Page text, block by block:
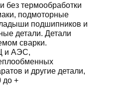
без термообработки
подмоторные
подшипников и
детали. Детали
сварки.
и АЭС,
и другие детали,
до +